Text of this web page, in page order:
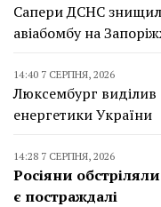
Сапери ДСНС
авіабомбу на
14:40 7 СЕРПНЯ, 2026
Люксембург
енергетики України
14:28 7 СЕРПНЯ, 2026
Росіяни
є постраждалі